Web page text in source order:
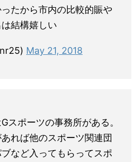
たから市内の比較的賑や
結構嬉しい
May 21, 2018
スポーツの事務所がある。
れば他のスポーツ関連団
など入ってもらってスポ